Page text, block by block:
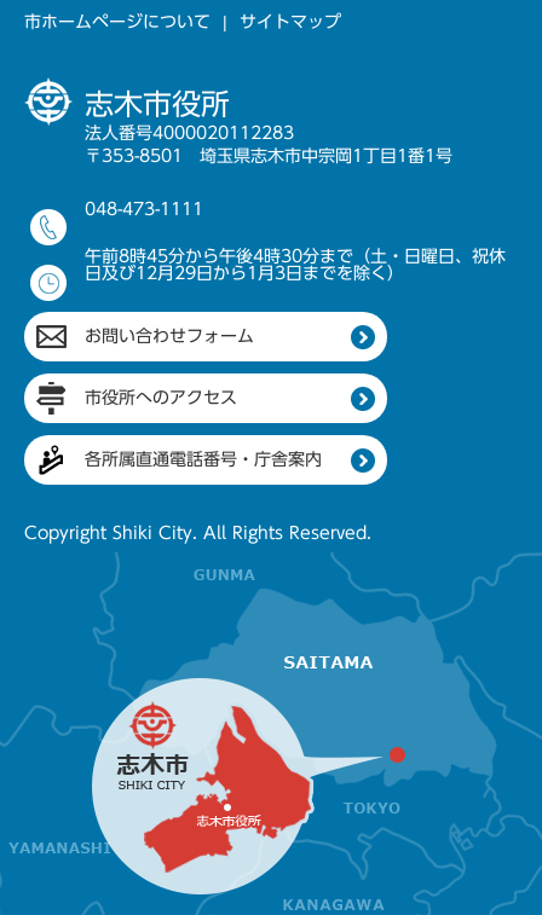
市ホームページについて サイトマップ
志木市役所
法人番号4000020112283
〒353-8501 埼玉県志木市中宗岡1丁目1番1号
048-473-1111
午前8時45分から午後4時30分まで（土・日曜日、祝休
日及び12月29日から1月3日までを除く）
お問い合わせフォーム
市役所へのアクセス
各所属直通電話番号・庁舎案内
Copyright Shiki City. All Rights Reserved.